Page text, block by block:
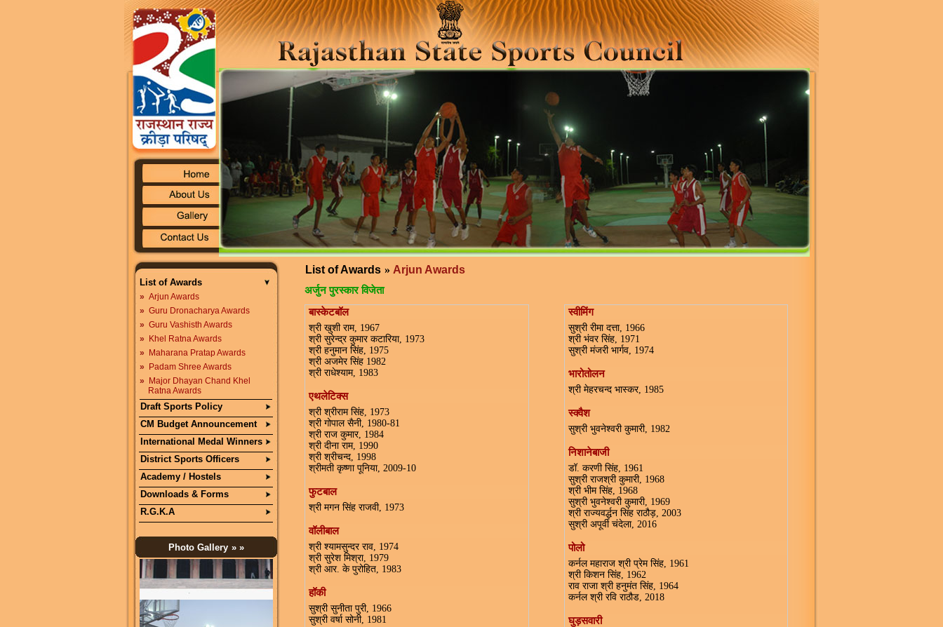
List of Awards
» Arjun Awards
» Guru Dronacharya Awards
» Guru Vashisth Awards
»
Khel Ratna Awards
»
Maharana Pratap Awards
»
Padam Shree Awards
»
Major Dhayan Chand Khel
Ratna Awards
Draft Sports Policy
CM Budget Announcement
International Medal Winners
District Sports Officers
Academy / Hostels
Downloads & Forms
R.G.K.A
Photo Gallery » »
List of Awards » Arjun Awards
अर्जुन पुरस्कार विजेता
बास्केटबॉल
श्री खुशी राम, 1967
श्री सुरेन्द्र कुमार कटारिया, 1973
श्री हनुमान सिंह, 1975
श्री अजमेर सिंह 1982
श्री राधेश्याम, 1983
एथलेटिक्स
श्री श्रीराम सिंह, 1973
श्री गोपाल सैनी, 1980-81
श्री राज कुमार, 1984
श्री दीना राम, 1990
श्री श्रीचन्द, 1998
श्रीमती कृष्णा पूनिया, 2009-10
फुटबाल
श्री मगन सिंह राजवी, 1973
वॉलीबाल
श्री श्यामसुन्दर राव, 1974
श्री सुरेश मिश्रा, 1979
श्री आर. के पुरोहित, 1983
हॉकी
सुश्री सुनीता पुरी, 1966
सुश्री वर्षा सोनी, 1981
स्वीमिंग
सुश्री रीमा दत्ता, 1966
श्री भंवर सिंह, 1971
सुश्री मंजरी भार्गव, 1974
भारोतोलन
श्री मेहरचन्द भास्कर, 1985
स्क्वैश
सुश्री भुवनेश्वरी कुमारी, 1982
निशानेबाजी
डॉ. करणी सिंह, 1961
सुश्री राजश्री कुमारी, 1968
श्री भीम सिंह, 1968
सुश्री भुवनेश्वरी कुमारी, 1969
श्री राज्यवर्द्धन सिंह राठौड़, 2003
सुश्री अपूर्वी चंदेला, 2016
पोलो
कर्नल महाराज श्री प्रेम सिंह, 1961
श्री किशन सिंह, 1962
राव राजा श्री हनुमंत सिंह, 1964
कर्नल श्री रवि राठौड, 2018
घुड़सवारी